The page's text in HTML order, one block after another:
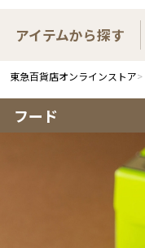
アイテムから探す
東急百貨店オンラインストア
フード